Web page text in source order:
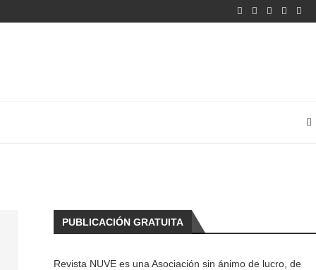
PUBLICACIÓN GRATUITA
Revista NUVE es una Asociación sin ánimo de lucro, de